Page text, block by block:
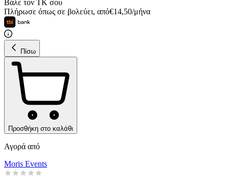
Βάλε τον ΤΚ σου
Πλήρωσε όπως σε βολεύει, από€14,50/μήνα
Πίσω
Προσθήκη στο καλάθι
Αγορά από
Moris Events